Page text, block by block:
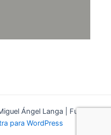
Ángel Langa | Funciona
para WordPress